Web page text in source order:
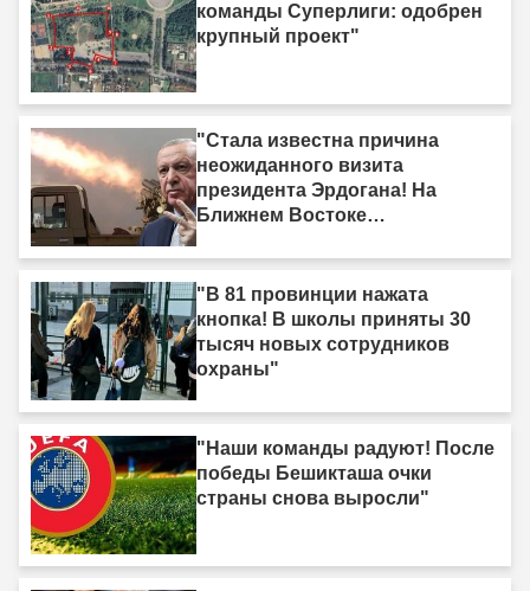
команды Суперлиги: одобрен
крупный проект"
"Стала известна причина
неожиданного визита
президента Эрдогана! На
Ближнем Востоке
сил."
"В 81 провинции нажата
кнопка! В школы приняты 30
тысяч новых сотрудников
охраны"
"Наши команды радуют! После
победы Бешикташа очки
страны снова выросли"